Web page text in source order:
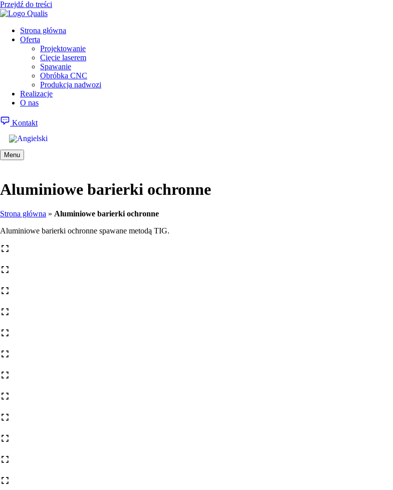
Przejdź do treści
Strona główna
Oferta
Projektowanie
Cięcie laserem
Spawanie
Obróbka CNC
Produkcja nadwozi
Realizacje
O nas
Kontakt
Menu
Aluminiowe barierki ochronne
Strona główna » Aluminiowe barierki ochronne
Aluminiowe barierki ochronne spawane metodą TIG.